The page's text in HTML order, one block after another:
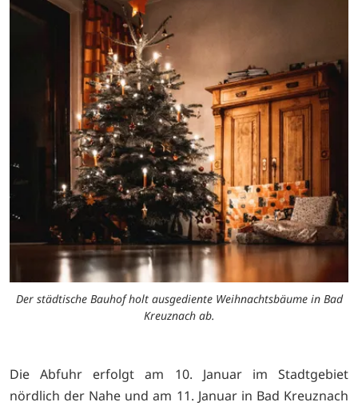
Der städtische Bauhof holt ausgediente Weihnachtsbäume in Bad
Kreuznach ab.
Die Abfuhr erfolgt am 10. Januar im Stadtgebiet
nördlich der Nahe und am 11. Januar in Bad Kreuznach